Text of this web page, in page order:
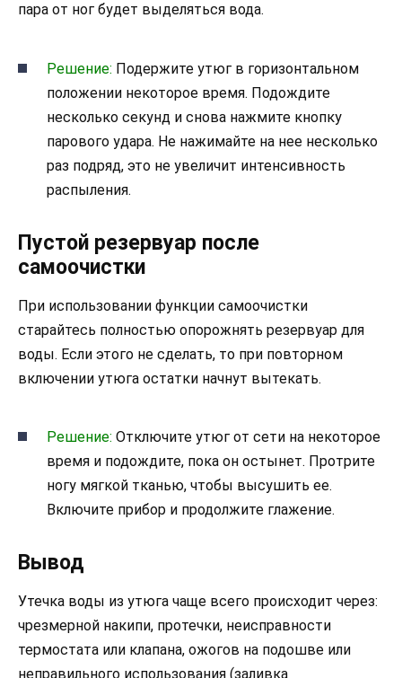
пара от ног будет выделяться вода.
Решение: Подержите утюг в горизонтальном
положении некоторое время. Подождите
несколько секунд и снова нажмите кнопку
парового удара. Не нажимайте на нее несколько
раз подряд, это не увеличит интенсивность
распыления.
Пустой резервуар после
самоочистки
При использовании функции самоочистки
старайтесь полностью опорожнять резервуар для
воды. Если этого не сделать, то при повторном
включении утюга остатки начнут вытекать.
Решение: Отключите утюг от сети на некоторое
время и подождите, пока он остынет. Протрите
ногу мягкой тканью, чтобы высушить ее.
Включите прибор и продолжите глажение.
Вывод
Утечка воды из утюга чаще всего происходит через:
чрезмерной накипи, протечки, неисправности
термостата или клапана, ожогов на подошве или
неправильного использования (заливка